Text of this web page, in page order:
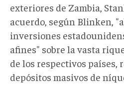
exteriores de Zambia,
acuerdo, según Blinken,
inversiones
afines" sobre la vasta
de los respectivos países,
depósitos masivos de